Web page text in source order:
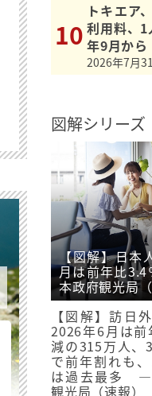
トキエア
利用料、
年9月から
2026年7月
図解シリーズ
【図解】日本
月は前年比
本政府観光局（
【図解】訪日
2026年6月は前
減の315万人、
で前年割れも
は過去最多 ―
観光局（速報）